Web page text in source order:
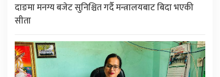
दाङमा मनग्य बजेट सुनिश्चित गर्दै मन्त्रालयबाट बिदा भएकी
सीता